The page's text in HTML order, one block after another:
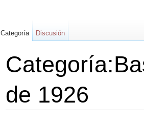
de 1926
Categoría Discusión